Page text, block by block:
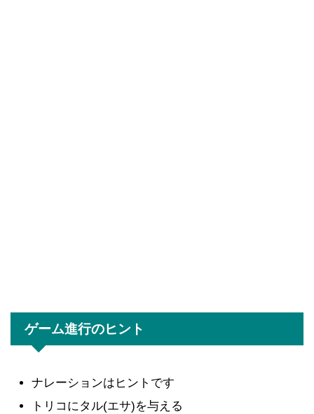
ゲーム進行のヒント
ナレーションはヒントです
トリコにタル(エサ)を与える